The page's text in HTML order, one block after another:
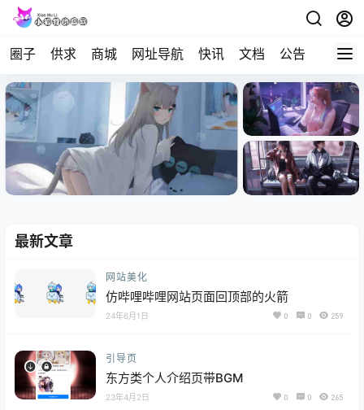
圈子 供求 商城 网址导航 快讯 文档 公告 问答
最新文章
网站美化
仿哔哩哔哩网站页面回顶部的火箭
24年6月1日 0 0 259
引导页
东方类个人介绍页带BGM
23年4月2日 0 0 265